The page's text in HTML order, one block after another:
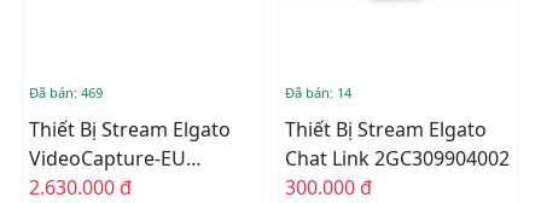
Đã bán: 469
Thiết Bị Stream Elgato
VideoCapture-EU
1VC108601001
2.630.000 đ
Đã bán: 14
Thiết Bị Stream Elgato
Chat Link 2GC309904002
300.000 đ